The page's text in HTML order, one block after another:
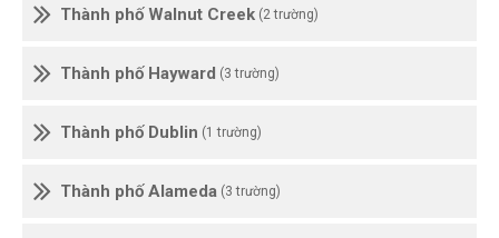
Thành phố Walnut Creek (2 trường)
Thành phố Hayward (3 trường)
Thành phố Dublin (1 trường)
Thành phố Alameda (3 trường)